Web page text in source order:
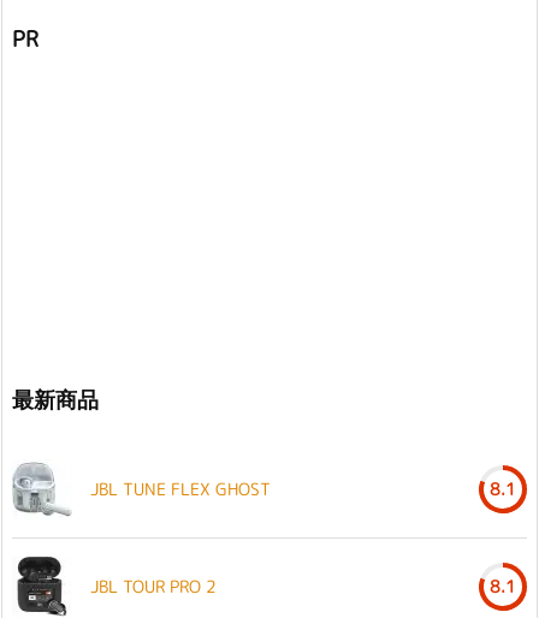
PR
最新商品
JBL TUNE FLEX GHOST 8.1
JBL TOUR PRO 2 8.1